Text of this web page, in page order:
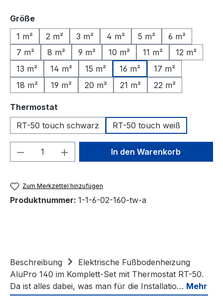
Größeauswählen
1 m²
2 m² 3 m² 4 m² 5 m²
6 m²
7 m²
8 m² 9 m² 10 m² 11 m²
12 m²
13 m²
14 m² 15 m² 16 m²
17 m²
18 m²
19 m² 20 m² 21 m² 22 m²
Thermostat
RT-50 touch schwarz
RT-50 touch weiß
Produkt Anzahl: Gib denIn den Warenkorb
Zum Merkzettel hinzufügen
Produktnummer: 1-1-6-02-160-tw-a
Beschreibung
Elektrische Fußbodenheizung
AluPro 140 im Komplett-Set mit Thermostat RT-50.
Da ist alles dabei, was man für die Installatio… Mehr